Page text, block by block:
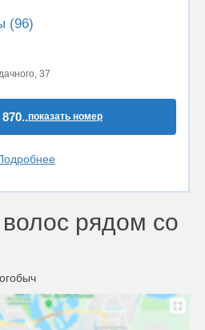
(96)
37
показать номер
рядом со